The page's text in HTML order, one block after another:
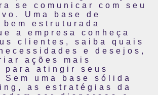
se comunicar com seu
Uma base de
estruturada
a empresa conheça
clientes, saiba quais
e desejos,
ações mais
para atingir seus
uma base sólida
as estratégias da